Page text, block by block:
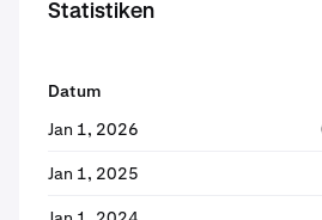
Statistiken
Datum
Jan 1, 2026
Jan 1, 2025